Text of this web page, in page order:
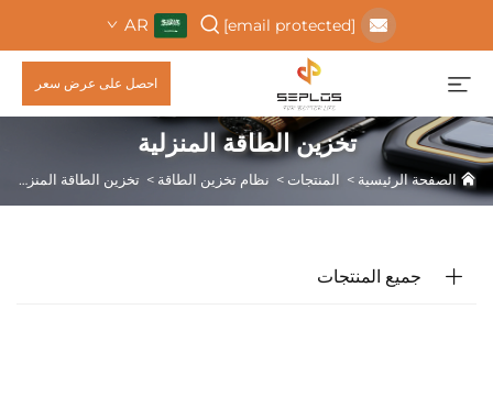
[email protected]
AR
احصل على عرض سعر
تخزين الطاقة المنزلية
الصفحة الرئيسية > المنتجات > نظام تخزين الطاقة > تخزين الطاقة المنزلية
جميع المنتجات